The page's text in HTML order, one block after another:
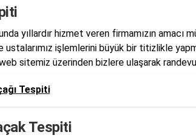
yıllardır hizmet veren firmamızın amacı
işlemlerini büyük bir titizlikle
sitemiz üzerinden bizlere ulaşarak
Tespiti
Tespiti